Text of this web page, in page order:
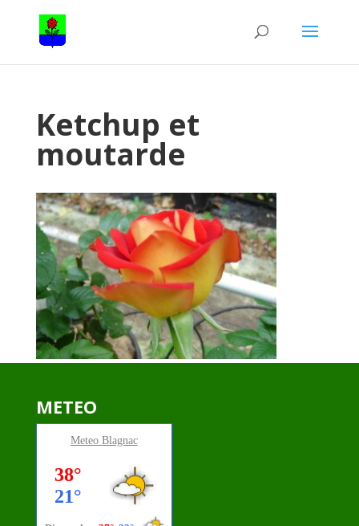
Ketchup et
moutarde
METEO
Meteo Blagnac